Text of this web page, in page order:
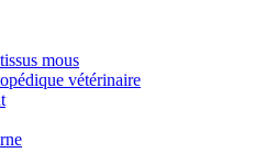
mous
vétérinaire